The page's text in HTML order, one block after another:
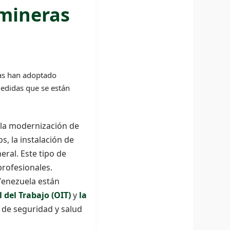
han adoptado
que se están
modernización de
la instalación de
Este tipo de
están
Trabajo (OIT)y la
seguridad y salud